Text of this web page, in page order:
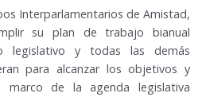
Interparlamentarios de Amistad,
su plan de trabajo bianual
legislativo y todas las demás
para alcanzar los objetivos y
marco de la agenda legislativa